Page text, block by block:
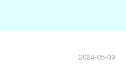
2024-05-09